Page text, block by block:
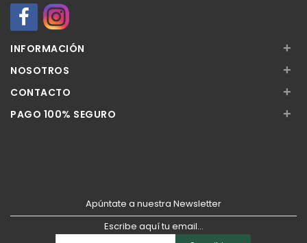
INFORMACIÓN +
NOSOTROS +
CONTACTO +
PAGO 100% SEGURO +
Apúntate a nuestra Newsletter
Escribe aquí tu email...